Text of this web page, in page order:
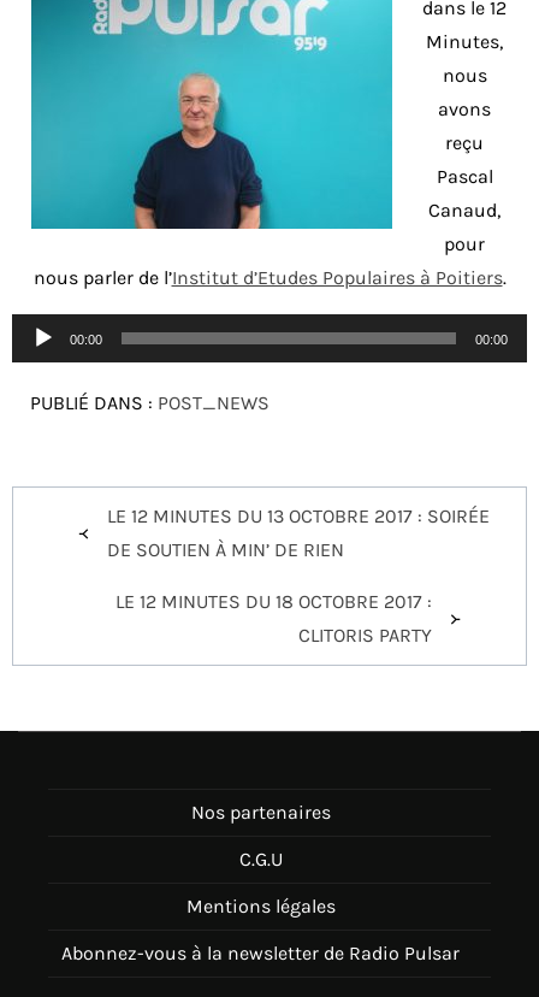
dans le 12
Minutes,
nous
avons
reçu
Pascal
Canaud,
pour
nous parler de l’Institut d’Etudes Populaires à Poitiers.
Lecteur
audio
00:00 00:00
PUBLIÉ DANS : POST_NEWS
Navigation
LE 12 MINUTES DU 13 OCTOBRE 2017 : SOIRÉE
DE SOUTIEN À MIN’ DE RIEN
LE 12 MINUTES DU 18 OCTOBRE 2017 :
CLITORIS PARTY
Nos partenaires
C.G.U
Mentions légales
Abonnez-vous à la newsletter de Radio Pulsar